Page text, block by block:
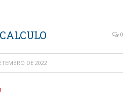
0
DE 2022